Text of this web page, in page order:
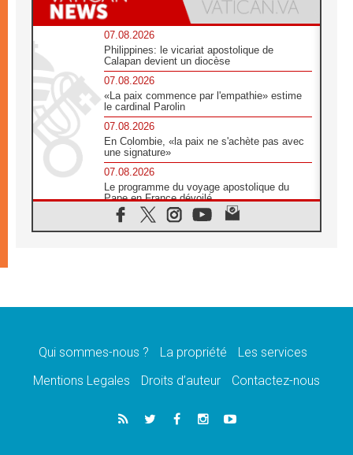
07.08.2026
Philippines: le vicariat apostolique de
Calapan devient un diocèse
07.08.2026
«La paix commence par l'empathie» estime
le cardinal Parolin
07.08.2026
En Colombie, «la paix ne s'achète pas avec
une signature»
07.08.2026
Le programme du voyage apostolique du
Pape en France dévoilé
07.08.2026
1ère Conférence continentale sur l'éducation
07.08.2026
07.08.2026
lancement des «dix jours de prière pour la
06.08.2026
Préparatifs des JMJ 2027 à Séoul: «c'est
Qui sommes-nous ? La propriété
Les services
Mentions Legales
Droits d’auteur Contactez-nous